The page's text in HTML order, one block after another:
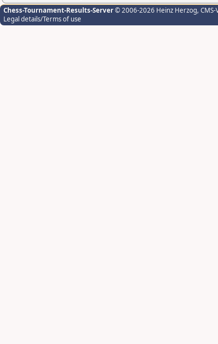
Chess-Tournament-Results-Server© 2006-2026 Heinz Herzog,
Legal details/Terms of use